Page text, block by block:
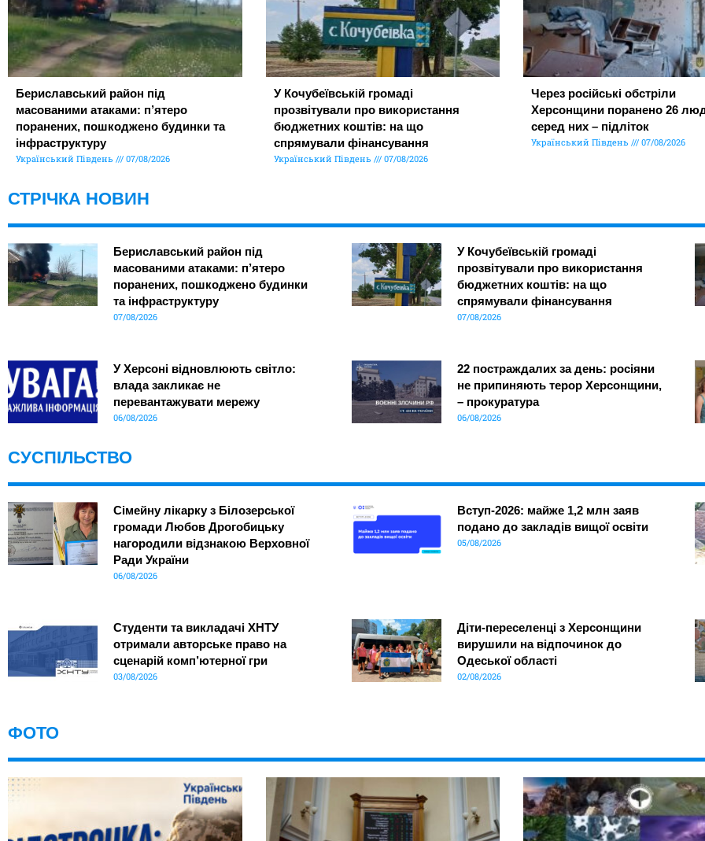
Бериславський район під
масованими атаками: п’ятеро
поранених, пошкоджено будинки та
інфраструктуру
Український Південь 07/08/2026
У Кочубеївській громаді
прозвітували про використання
бюджетних коштів: на що
спрямували фінансування
Український Південь 07/08/2026
Через російські обстріли
Херсонщини поранено 26
серед них – підліток
Український Південь 07/08/2026
СТРІЧКА НОВИН
Бериславський район під
масованими атаками: п’ятеро
поранених, пошкоджено будинки
та інфраструктуру
07/08/2026
У Кочубеївській громаді
прозвітували про використання
бюджетних коштів: на що
спрямували фінансування
07/08/2026
У Херсоні відновлюють світло:
влада закликає не
перевантажувати мережу
06/08/2026
22 постраждалих за день: росіяни
не припиняють терор Херсонщини,
– прокуратура
06/08/2026
СУСПІЛЬСТВО
Сімейну лікарку з Білозерської
громади Любов Дрогобицьку
нагородили відзнакою Верховної
Ради України
06/08/2026
Вступ-2026: майже 1,2 млн заяв
подано до закладів вищої освіти
05/08/2026
Студенти та викладачі ХНТУ
отримали авторське право на
сценарій комп’ютерної гри
03/08/2026
Діти-переселенці з Херсонщини
вирушили на відпочинок до
Одеської області
02/08/2026
ФОТО